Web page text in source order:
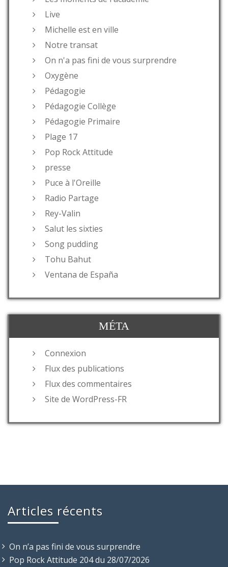
Live
Michelle est en ville
Notre transat
On n'a pas fini de vous surprendre
Oxygène
Pédagogie
Pédagogie Collège
Pédagogie Primaire
Plage 17
Pop Rock Attitude
presse
Puce à l'Oreille
Radio Partage
Rey-Valin
Salut les sixties
Song pudding
Tohu Bahut
Ventana de España
MÉTA
Connexion
Flux des publications
Flux des commentaires
Site de WordPress-FR
Articles récents
On n’a pas fini de vous surprendre
Pop Rock Attitude 204 du 28/07/2026